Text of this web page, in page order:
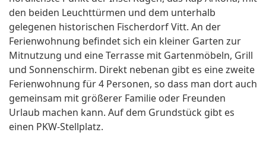
den beiden Leuchttürmen und dem unterhalb
gelegenen historischen Fischerdorf Vitt. An der
Ferienwohnung befindet sich ein kleiner Garten zur
Mitnutzung und eine Terrasse mit Gartenmöbeln, Grill
und Sonnenschirm. Direkt nebenan gibt es eine zweite
Ferienwohnung für 4 Personen, so dass man dort auch
gemeinsam mit größerer Familie oder Freunden
Urlaub machen kann. Auf dem Grundstück gibt es
einen PKW-Stellplatz.